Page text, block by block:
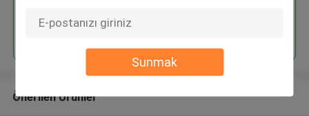
Sunmak
Devam et
Önerilen Ürünler